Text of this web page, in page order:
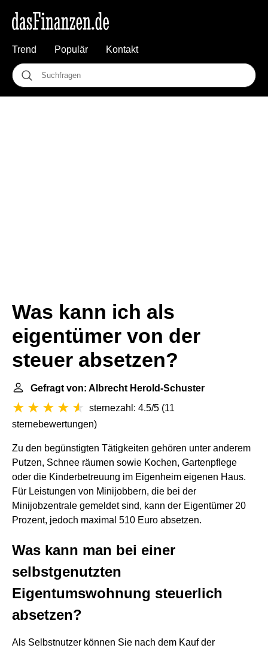
Trend Populär Kontakt
Was kann ich als
eigentümer von der
steuer absetzen?
Gefragt von: Albrecht Herold-Schuster
sternezahl: 4.5/5 (11
sternebewertungen)
Zu den begünstigten Tätigkeiten gehören unter anderem
Putzen, Schnee räumen sowie Kochen, Gartenpflege
oder die Kinderbetreuung im Eigenheim eigenen Haus.
Für Leistungen von Minijobbern, die bei der
Minijobzentrale gemeldet sind, kann der Eigentümer 20
Prozent, jedoch maximal 510 Euro absetzen.
Was kann man bei einer
selbstgenutzten
Eigentumswohnung steuerlich
absetzen?
Als Selbstnutzer können Sie nach dem Kauf der